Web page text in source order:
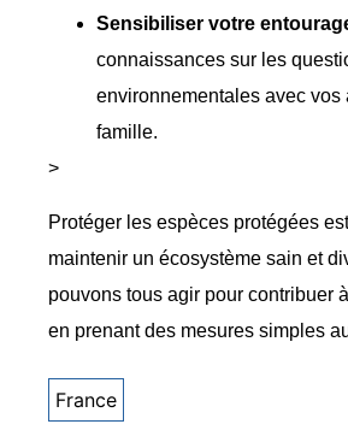
Sensibiliser votre
connaissances sur les
environnementales avec vos
famille.
>
Protéger les espèces protégées
maintenir un écosystème sain et
pouvons tous agir pour contribuer
en prenant des mesures simples
France